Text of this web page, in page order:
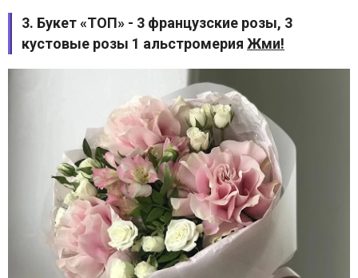
3. Букет «ТОП» - 3 французские розы, 3
кустовые розы 1 альстромерия Жми!